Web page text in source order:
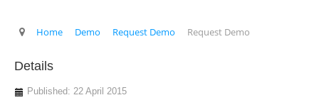
IT & Support
Kontrak Maintenance
Upgrade Program
Home Demo Request Demo Request Demo
Details
Published: 22 April 2015